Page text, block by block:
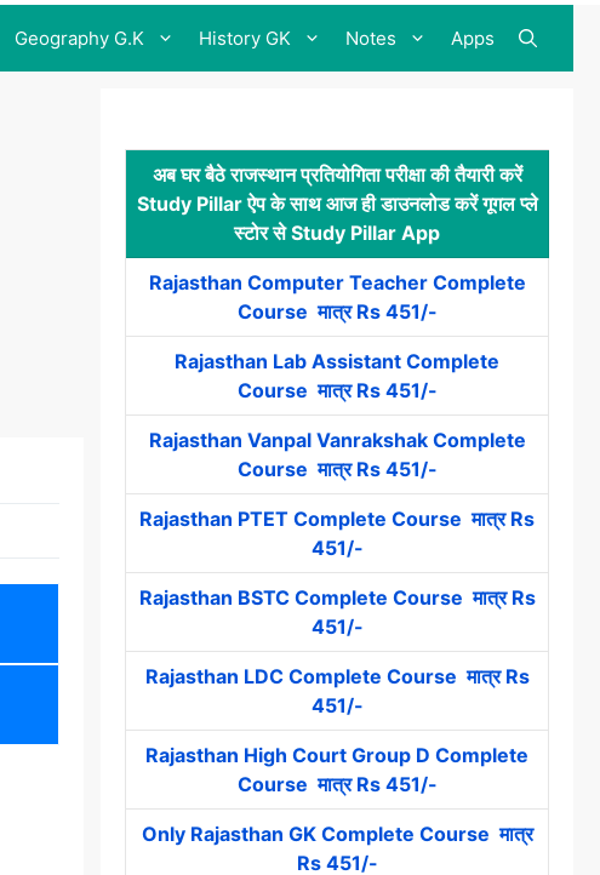
Geography G.K History GK Notes Apps
अब घर बैठे राजस्थान प्रतियोगिता परीक्षा की तैयारी करें
Study Pillar ऐप के साथ आज ही डाउनलोड करें गूगल प्ले
स्टोर से Study Pillar App
Rajasthan Computer Teacher Complete
Course मात्र Rs 451/-
Rajasthan Lab Assistant Complete
Course मात्र Rs 451/-
Rajasthan Vanpal Vanrakshak Complete
Course मात्र Rs 451/-
Rajasthan PTET Complete Course मात्र Rs
451/-
Rajasthan BSTC Complete Course मात्र Rs
451/-
Rajasthan LDC Complete Course मात्र Rs
451/-
Rajasthan High Court Group D Complete
Course मात्र Rs 451/-
Only Rajasthan GK Complete Course मात्र
Rs 451/-